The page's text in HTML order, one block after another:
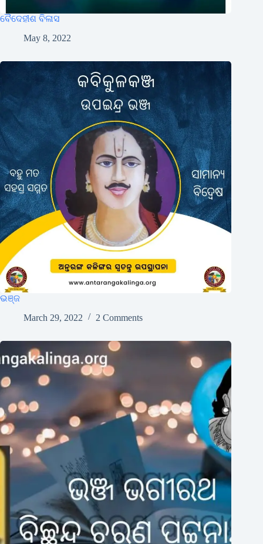
ବୈଦେହୀଶ ବିଳାସ
May 8, 2022
ଭଞ୍ଜ
March 29, 2022
2 Comments